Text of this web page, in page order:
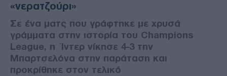
«νερατζούρι»
Σε ένα ματς που γράφτηκε με χρυσά
γράμματα στην ιστορία του Champions
League, η Ίντερ νίκησε 4-3 την
Μπαρτσελόνα στην παράταση και
προκρίθηκε στον τελικό